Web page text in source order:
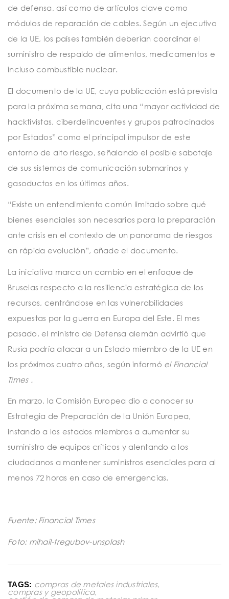
de defensa, así como de artículos clave como
módulos de reparación de cables. Según un ejecutivo
de la UE, los países también deberían coordinar el
suministro de respaldo de alimentos, medicamentos e
incluso combustible nuclear.
El documento de la UE, cuya publicación está prevista
para la próxima semana, cita una “mayor actividad de
hacktivistas, ciberdelincuentes y grupos patrocinados
por Estados” como el principal impulsor de este
entorno de alto riesgo, señalando el posible sabotaje
de sus sistemas de comunicación submarinos y
gasoductos en los últimos años.
“Existe un entendimiento común limitado sobre qué
bienes esenciales son necesarios para la preparación
ante crisis en el contexto de un panorama de riesgos
en rápida evolución”, añade el documento.
La iniciativa marca un cambio en el enfoque de
Bruselas respecto a la resiliencia estratégica de los
recursos, centrándose en las vulnerabilidades
expuestas por la guerra en Europa del Este. El mes
pasado, el ministro de Defensa alemán advirtió que
Rusia podría atacar a un Estado miembro de la UE en
los próximos cuatro años, según informó el Financial
Times .
En marzo, la Comisión Europea dio a conocer su
Estrategia de Preparación de la Unión Europea,
instando a los estados miembros a aumentar su
suministro de equipos críticos y alentando a los
ciudadanos a mantener suministros esenciales para al
menos 72 horas en caso de emergencias.
Fuente: Financial Times
Foto: mihail-tregubov-unsplash
TAGS: compras de metales industriales,
compras y geopolítica,